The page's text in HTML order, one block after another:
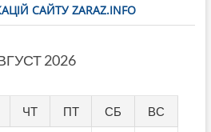
САЙТУ ZARAZ.INFO
2026
ЧТ ПТ СБ ВС